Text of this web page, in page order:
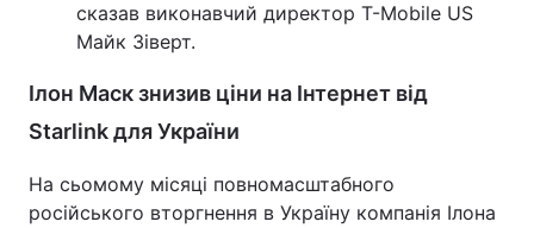
сказав виконавчий директор T-Mobile US
Майк Зіверт.
Ілон Маск знизив ціни на Інтернет від
Starlink для України
На сьомому місяці повномасштабного
російського вторгнення в Україну компанія Ілона